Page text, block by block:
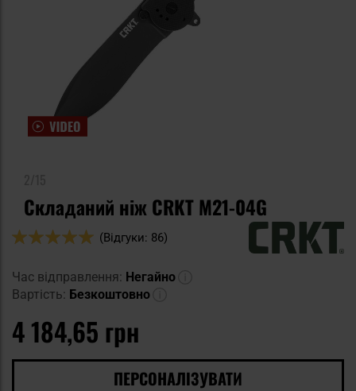
Складаний ніж CRKT M21-04G
Оцінка:
(Відгуки: 86)
Час відправлення: Негайно
Вартість: Безкоштовно
4 184,65 грн
ПЕРСОНАЛІЗУВАТИ